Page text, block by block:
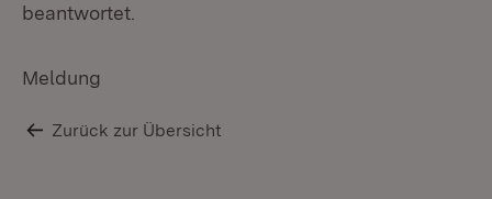
beantwortet.
Meldung
Zurück zur Übersicht